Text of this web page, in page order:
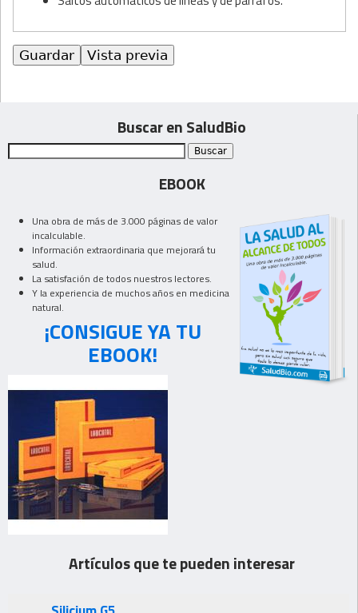
Buscar en SaludBio
EBOOK
Una obra de más de 3.000 páginas de valor
incalculable.
Información extraordinaria que mejorará tu
salud.
La satisfación de todos nuestros lectores.
Y la experiencia de muchos años en medicina
natural.
¡CONSIGUE YA TU
EBOOK!
Artículos que te pueden interesar